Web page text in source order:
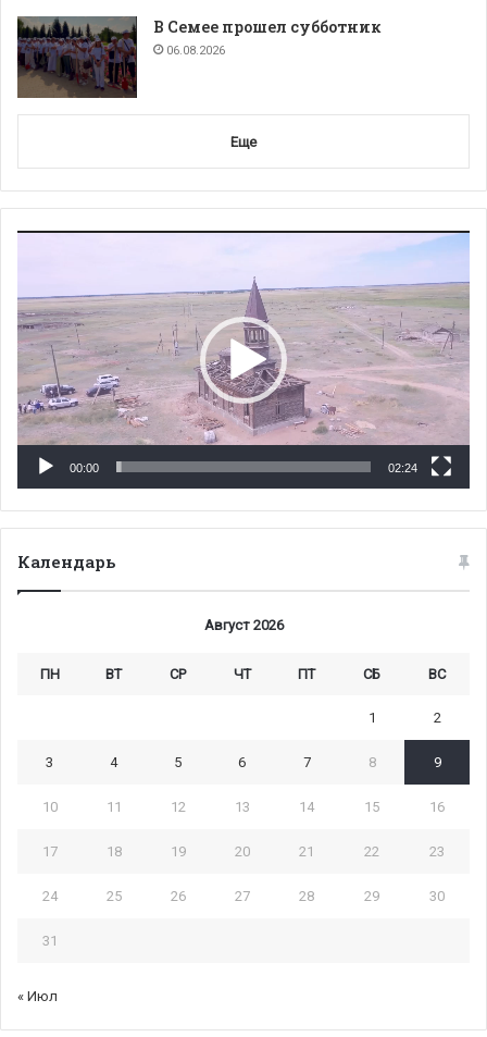
В Семее прошел субботник
06.08.2026
Еще
00:00 02:24
Календарь
Август 2026
ПН ВТ СР ЧТ ПТ СБ ВС
1 2
3 4 5 6 7 8 9
10 11 12 13 14 15 16
17 18 19 20 21 22 23
24 25 26 27 28 29 30
31
« Июл